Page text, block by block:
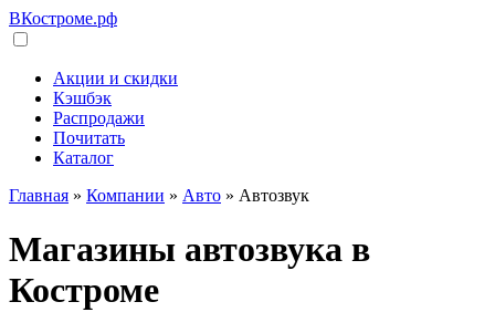
ВКостроме.рф
Акции и скидки
Кэшбэк
Распродажи
Почитать
Каталог
Главная » Компании » Авто » Автозвук
Магазины автозвука в
Костроме